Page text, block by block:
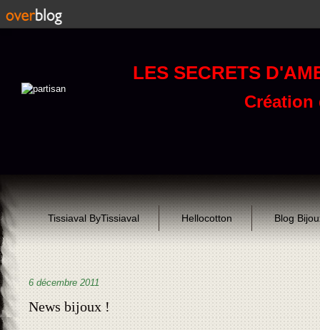
LES SECRETS
Création
Tissiaval ByTissiaval Hellocotton Blog
6 décembre 2011
News bijoux !